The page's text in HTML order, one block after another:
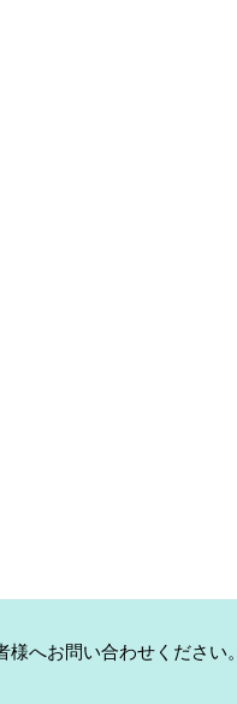
へお問い合わせください。